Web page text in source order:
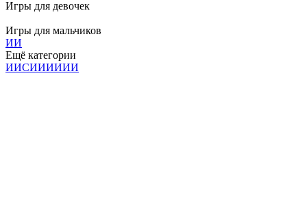
Игры для девочек
Игры для мальчиков
ИИ
Ещё категории
ИИСИИИИИИ